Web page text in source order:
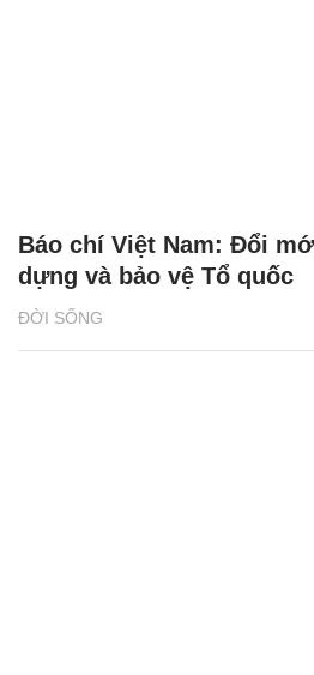
ĐỜI SỐNG
Báo chí Việt Nam: Đổi
dựng và bảo vệ Tổ quốc